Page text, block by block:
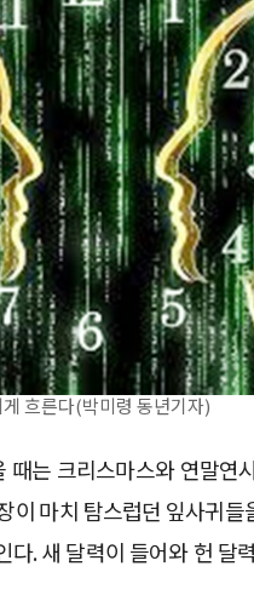
흐른다(박미령 동년기자)
는 크리스마스와 연말연
이 마치 탐스럽던 잎사귀
. 새 달력이 들어와 헌 달